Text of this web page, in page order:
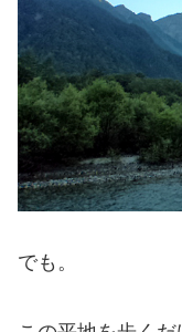
でも。